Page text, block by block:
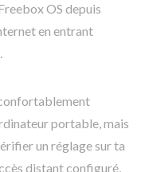
OS depuis
en entrant
portable, mais
un réglage sur ta
distant configuré,